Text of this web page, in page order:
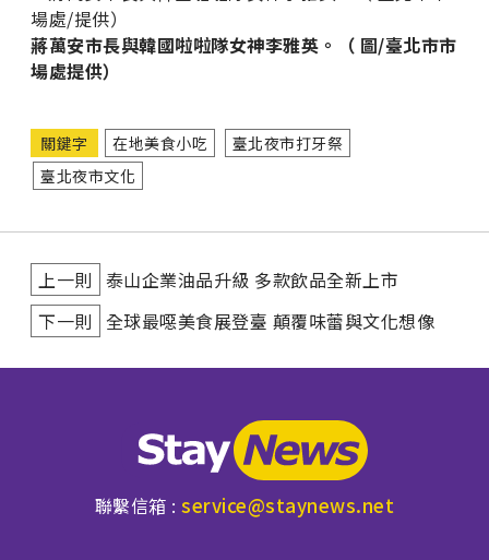
蔣萬安市長與韓國啦啦隊女神李雅英。（ 圖/臺北市市
場處提供）
關鍵字 在地美食小吃
臺北夜市打牙祭
臺北夜市文化
上一則 泰山企業油品升級 多款飲品全新上市
下一則 全球最噁美食展登臺 顛覆味蕾與文化想像
聯繫信箱 :service@staynews.net